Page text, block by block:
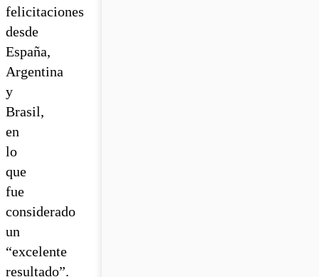
felicitaciones
desde
España,
Argentina
y
Brasil,
en
lo
que
fue
considerado
un
“excelente
resultado”.